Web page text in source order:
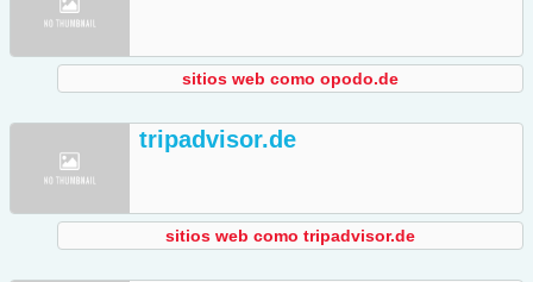
sitios web como opodo.de
tripadvisor.de
sitios web como tripadvisor.de